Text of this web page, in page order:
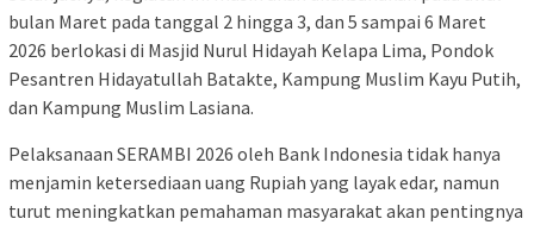
bulan Maret pada tanggal 2 hingga 3, dan 5 sampai 6 Maret
2026 berlokasi di Masjid Nurul Hidayah Kelapa Lima, Pondok
Pesantren Hidayatullah Batakte, Kampung Muslim Kayu Putih,
dan Kampung Muslim Lasiana.
Pelaksanaan SERAMBI 2026 oleh Bank Indonesia tidak hanya
menjamin ketersediaan uang Rupiah yang layak edar, namun
turut meningkatkan pemahaman masyarakat akan pentingnya